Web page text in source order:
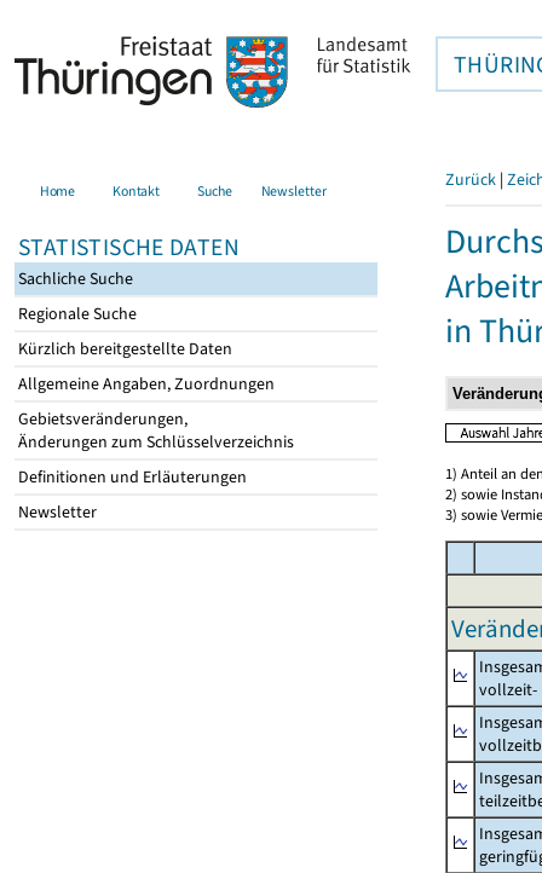
Home Kontakt Suche Newsletter
STATISTISCHE DATEN
Sachliche Suche
Regionale Suche
Kürzlich bereitgestellte Daten
Allgemeine Angaben, Zuordnungen
Gebietsveränderungen,
Änderungen zum Schlüsselverzeichnis
Definitionen und Erläuterungen
Newsletter
Zurück |
in
1) Anteil an
2) sowie
3) sowie
vollzeit-